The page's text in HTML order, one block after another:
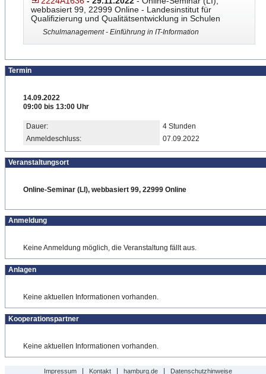
webbasiert 99, 22999 Online - Landesinstitut für
Qualifizierung und Qualitätsentwicklung in Schulen
Schulmanagement - Einführung in IT-Information
Termin
14.09.2022
09:00 bis 13:00 Uhr
Dauer:
4 Stunden
Anmeldeschluss:
07.09.2022
Veranstaltungsort
Online-Seminar (LI), webbasiert 99, 22999 Online
Anmeldung
Keine Anmeldung möglich, die Veranstaltung fällt aus.
Anlagen
Keine aktuellen Informationen vorhanden.
Kooperationspartner
Keine aktuellen Informationen vorhanden.
Impressum| Kontakt| hamburg.de| Datenschutzhinweise